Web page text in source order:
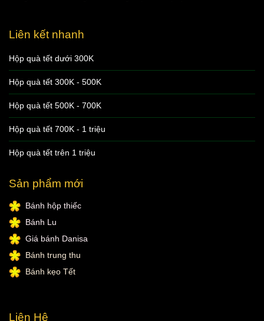
Liên kết nhanh
Hộp quà tết dưới 300K
Hộp quà tết 300K - 500K
Hộp quà tết 500K - 700K
Hộp quà tết 700K - 1 triệu
Hộp quà tết trên 1 triệu
Sản phẩm mới
Bánh hộp thiếc
Bánh Lu
Giá bánh Danisa
Bánh trung thu
Bánh kẹo Tết
Liên Hệ